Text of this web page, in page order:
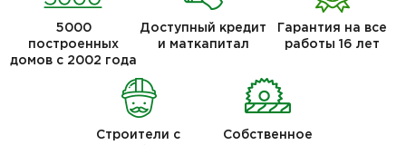
5000
построенных
домов с 2002 года
Доступный кредит
и маткапитал
Гарантия на все
работы 16 лет
Строители с
Собственное